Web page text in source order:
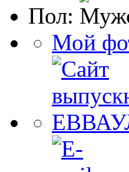
Пол:
Мой